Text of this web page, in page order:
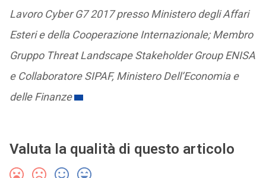
Lavoro Cyber G7 2017 presso Ministero degli Affari
Esteri e della Cooperazione Internazionale; Membro
Gruppo Threat Landscape Stakeholder Group ENISA
e Collaboratore SIPAF, Ministero Dell’Economia e
delle Finanze
Valuta la qualità di questo articolo